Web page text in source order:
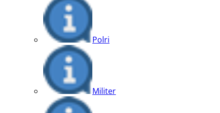
Polri
Militer